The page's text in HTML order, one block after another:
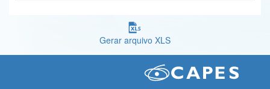
Gerar arquivo XLS